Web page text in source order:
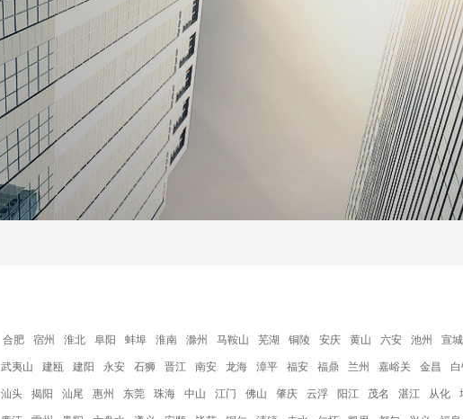
合肥 宿州 淮北 阜阳 蚌埠 淮南 滁州 马鞍山 芜湖 铜陵 安庆 黄山 六安 池州 宣城
武夷山 建瓯 建阳 永安 石狮 晋江 南安 龙海 漳平 福安 福鼎 兰州 嘉峪关 金昌
汕头 揭阳 汕尾 惠州 东莞 珠海 中山 江门 佛山 肇庆 云浮 阳江 茂名 湛江 从化